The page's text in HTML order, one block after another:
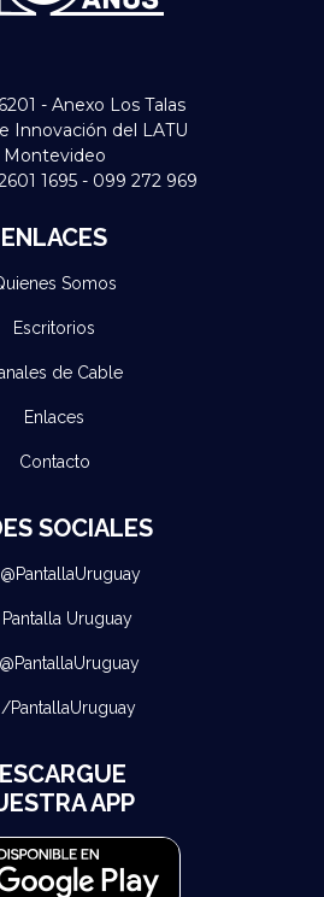
- Anexo Los Talas
Innovación del LATU
Montevideo
1695 - 099 272 969
ENLACES
Somos
Escritorios
de Cable
Enlaces
Contacto
SOCIALES
@PantallaUruguay
Pantalla Uruguay
@PantallaUruguay
/PantallaUruguay
APP